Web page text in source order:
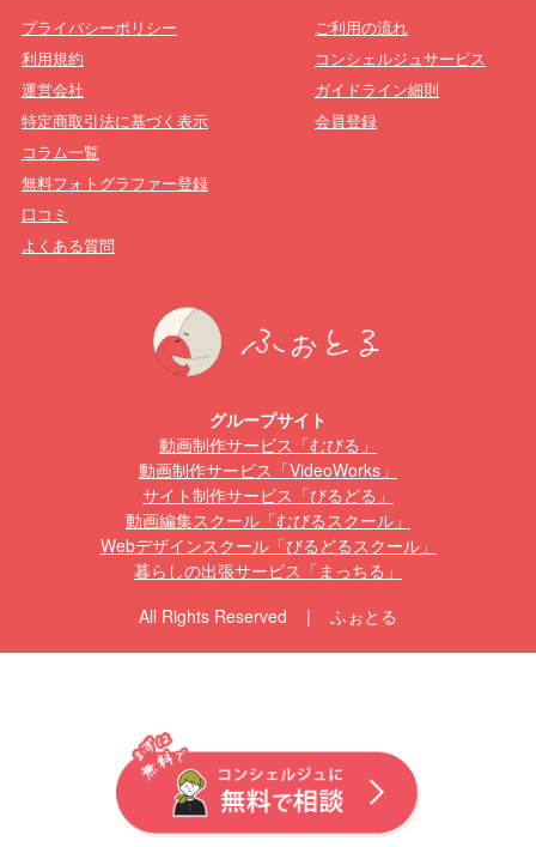
プライバシーポリシー
利用規約
運営会社
特定商取引法に基づく表示
ご利用の流れ
コンシェルジュサービス
ガイドライン細則
会員登録
コラム一覧
無料フォトグラファー登録
口コミ
よくある質問
グループサイト
動画制作サービス「むびる」
動画制作サービス「VideoWorks」
サイト制作サービス「びるどる」
動画編集スクール「むびるスクール」
Webデザインスクール「びるどるスクール」
暮らしの出張サービス「まっちる」
All Rights Reserved | ふぉとる